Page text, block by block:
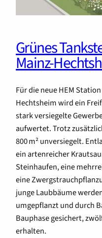
Grünes
Mainz-
Für die neue HEM
Hechtsheim wird ein
stark versiegelte
aufwertet. Trotz
800 m² unversiegelt.
ein artenreicher
Steinhaufen, eine
eine
junge Laubbäume
umgepflanzt und durch
Bauphase gesichert,
erhalten.